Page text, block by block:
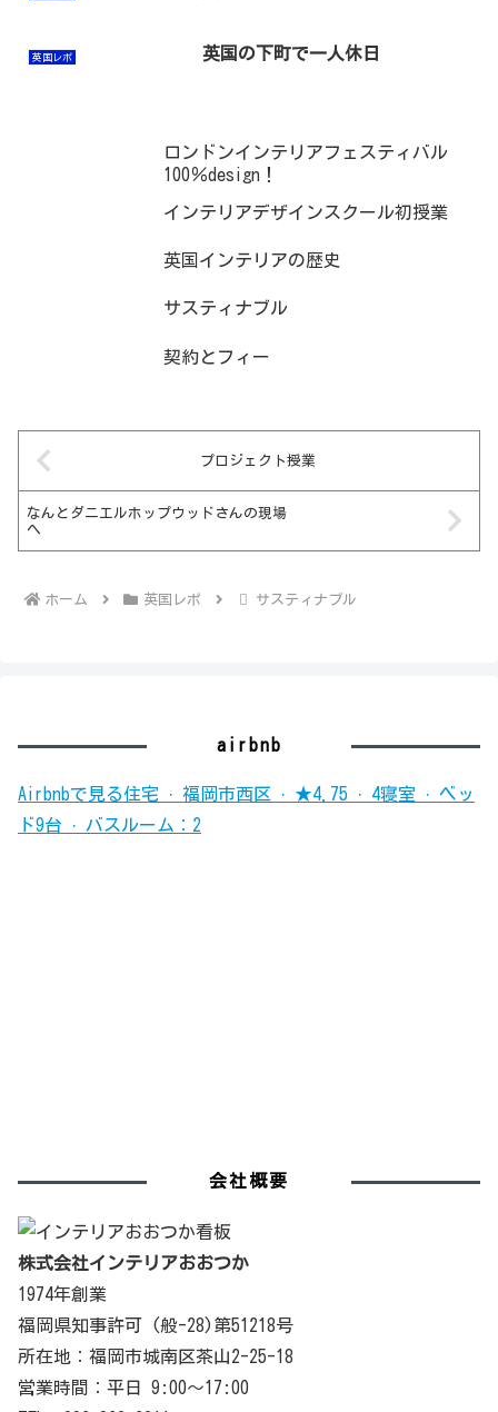
英国レポ 英国の下町で一人休日
ロンドンインテリアフェスティバル
100％design！
インテリアデザインスクール初授業
英国インテリアの歴史
サスティナブル
契約とフィー
プロジェクト授業
なんとダニエルホップウッドさんの現場
へ
ホーム 英国レポ サスティナブル
airbnb
Airbnbで見る住宅 · 福岡市西区 · ★4.75 · 4寝室 · ベッ
ド9台 · バスルーム：2
会社概要
株式会社インテリアおおつか
1974年創業
福岡県知事許可 (般-28)第51218号
所在地：福岡市城南区茶山2-25-18
営業時間：平日 9:00〜17:00